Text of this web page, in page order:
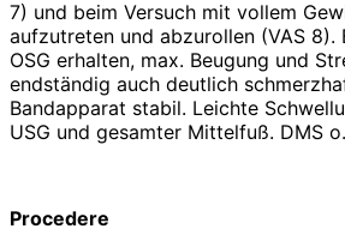
7) und beim Versuch mit vollem
aufzutreten und abzurollen (VAS 8).
OSG erhalten, max. Beugung und
endständig auch deutlich
Bandapparat stabil. Leichte
USG und gesamter Mittelfuß. DMS
Procedere